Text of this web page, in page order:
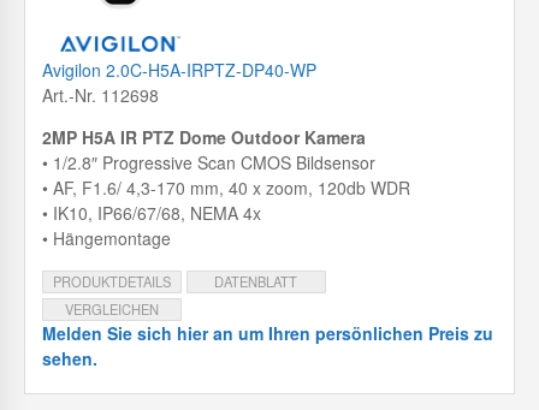
Avigilon 2.0C-H5A-IRPTZ-DP40-WP
Art.-Nr. 112698
2MP H5A IR PTZ Dome Outdoor Kamera
• 1/2.8″ Progressive Scan CMOS Bildsensor
• AF, F1.6/ 4,3-170 mm, 40 x zoom, 120db WDR
• IK10, IP66/67/68, NEMA 4x
• Hängemontage
PRODUKTDETAILS
DATENBLATT
VERGLEICHEN
Melden Sie sich hier an um Ihren persönlichen Preis zu
sehen.